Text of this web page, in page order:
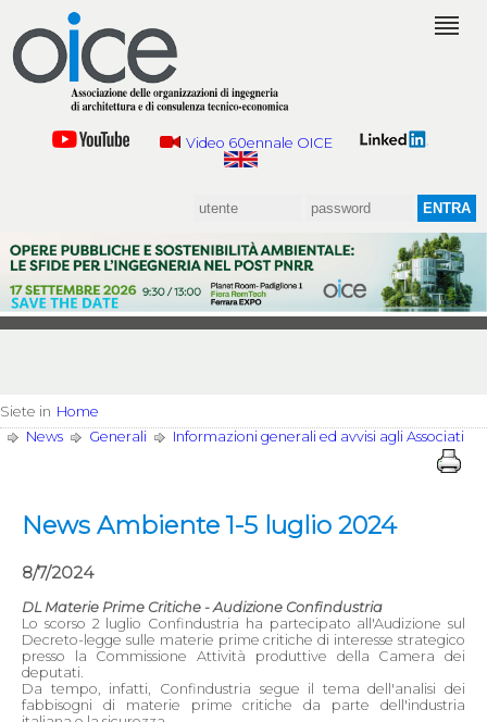
Video 60ennale OICE
Siete in Home
News
Generali Informazioni generali ed avvisi agli Associati
News Ambiente 1-5 luglio 2024
8/7/2024
DL Materie Prime Critiche - Audizione Confindustria
Lo scorso 2 luglio Confindustria ha partecipato all'Audizione sul
Decreto-legge sulle materie prime critiche di interesse strategico
presso la Commissione Attività produttive della Camera dei
deputati.
Da tempo, infatti, Confindustria segue il tema dell'analisi dei
fabbisogni di materie prime critiche da parte dell'industria